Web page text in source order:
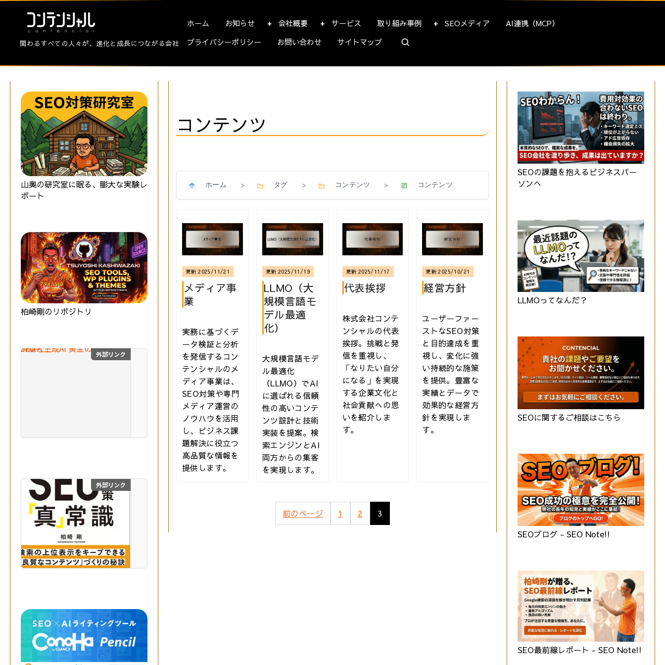
関わるすべての人々が、進化と成長につながる会社
ホーム お知らせ 会社概要 サービス 取り組み事例 SEOメディア
AI連携（MCP）
プライバシーポリシー
お問い合わせ サイトマップ
SEOの課題を抱えるビジネスパー
ソンへ
LLMOってなんだ？
SEOに関するご相談はこちら
SEOブログ - SEO Note!!
SEO最前線レポート - SEO Note!!
コンテンツ
ホーム > タグ > コンテンツ > コンテンツ
メディア事
業
更新:2025/11/21
実務に基づくデ
ータ検証と分析
を発信するコン
テンシャルのメ
ディア事業は、
SEO対策や専門
メディア運営の
ノウハウを活用
し、ビジネス課
題解決に役立つ
高品質な情報を
提供します。
LLMO（大
規模言語モ
デル最適
化）
更新:2025/11/19
大規模言語モデ
ル最適化
（LLMO）でAI
に選ばれる信頼
性の高いコンテ
ンツ設計と技術
実装を提案。検
索エンジンとAI
両方からの集客
を実現します。
代表挨拶
更新:2025/11/17
株式会社コンテ
ンシャルの代表
挨拶。挑戦と発
信を重視し、
「なりたい自分
になる」を実現
する企業文化と
社会貢献への思
いを紹介しま
す。
経営方針
更新:2025/10/21
ユーザーファー
ストなSEO対策
と目的達成を重
視し、変化に強
い持続的な施策
を提供。豊富な
実績とデータで
効果的な経営方
針を実現しま
す。
前のページ 1 2 3
山奥の研究室に眠る、膨大な実験レ
ポート
柏崎剛のリポジトリ
SEO×生成AI 黄金の教本 | 技術評論社
と
実
突
外部リンク
外部リンク